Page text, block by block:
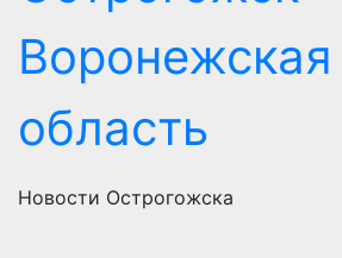
Воронежская
область
Новости Острогожска